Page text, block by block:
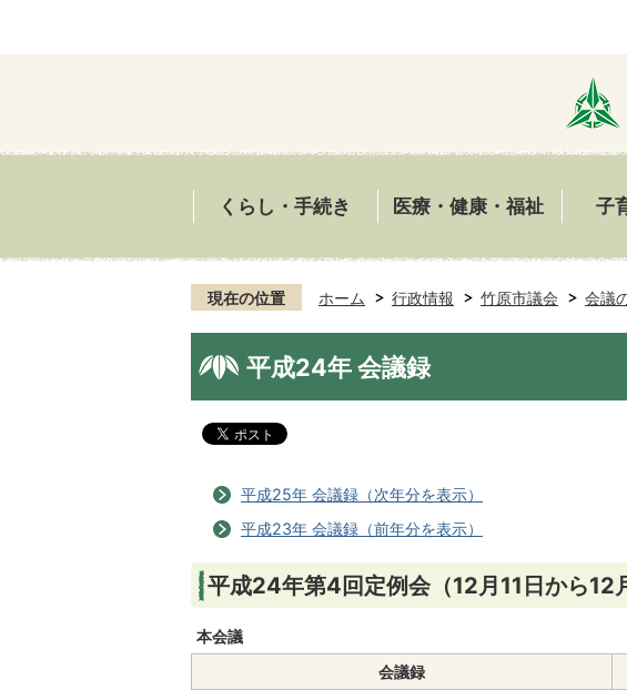
くらし・手続き 医療・健康・福祉 子
現在の位置 ホーム 行政情報 竹原市議会 会議
平成24年 会議録
平成25年 会議録（次年分を表示）
平成23年 会議録（前年分を表示）
平成24年第4回定例会（12月11日から12
本会議
会議録